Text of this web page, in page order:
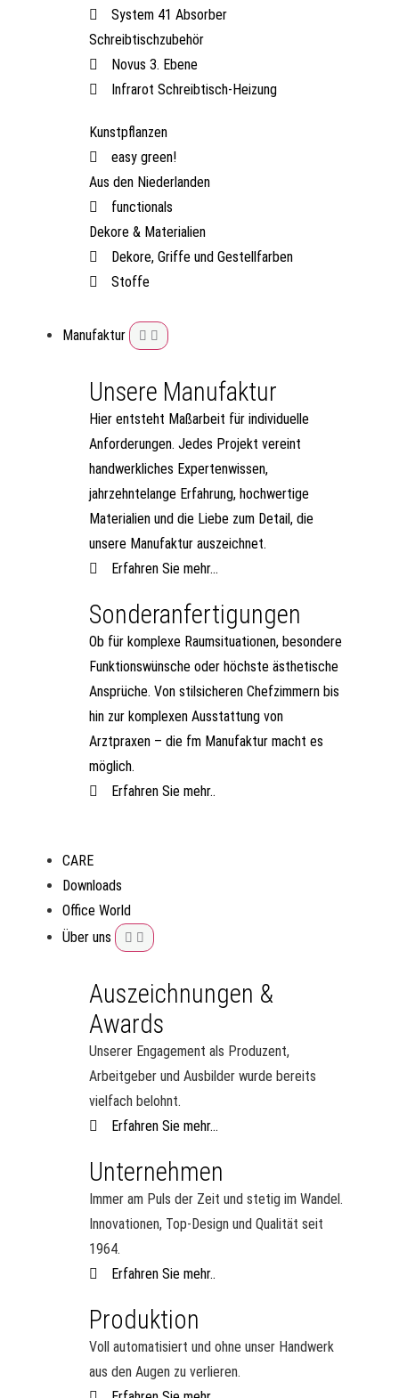
System 41 Absorber
Schreibtischzubehör
Novus 3. Ebene
Infrarot Schreibtisch-Heizung
Kunstpflanzen
easy green!
Aus den Niederlanden
functionals
Dekore & Materialien
Dekore, Griffe und Gestellfarben
Stoffe
Manufaktur
Unsere Manufaktur
Hier entsteht Maßarbeit für individuelle
Anforderungen. Jedes Projekt vereint
handwerkliches Expertenwissen,
jahrzehntelange Erfahrung, hochwertige
Materialien und die Liebe zum Detail, die
unsere Manufaktur auszeichnet.
Erfahren Sie mehr...
Sonderanfertigungen
Ob für komplexe Raumsituationen, besondere
Funktionswünsche oder höchste ästhetische
Ansprüche. Von stilsicheren Chefzimmern bis
hin zur komplexen Ausstattung von
Arztpraxen – die fm Manufaktur macht es
möglich.
Erfahren Sie mehr..
CARE
Downloads
Office World
Über uns
Auszeichnungen &
Awards
Unserer Engagement als Produzent,
Arbeitgeber und Ausbilder wurde bereits
vielfach belohnt.
Erfahren Sie mehr...
Unternehmen
Immer am Puls der Zeit und stetig im Wandel.
Innovationen, Top-Design und Qualität seit
1964.
Erfahren Sie mehr..
Produktion
Voll automatisiert und ohne unser Handwerk
aus den Augen zu verlieren.